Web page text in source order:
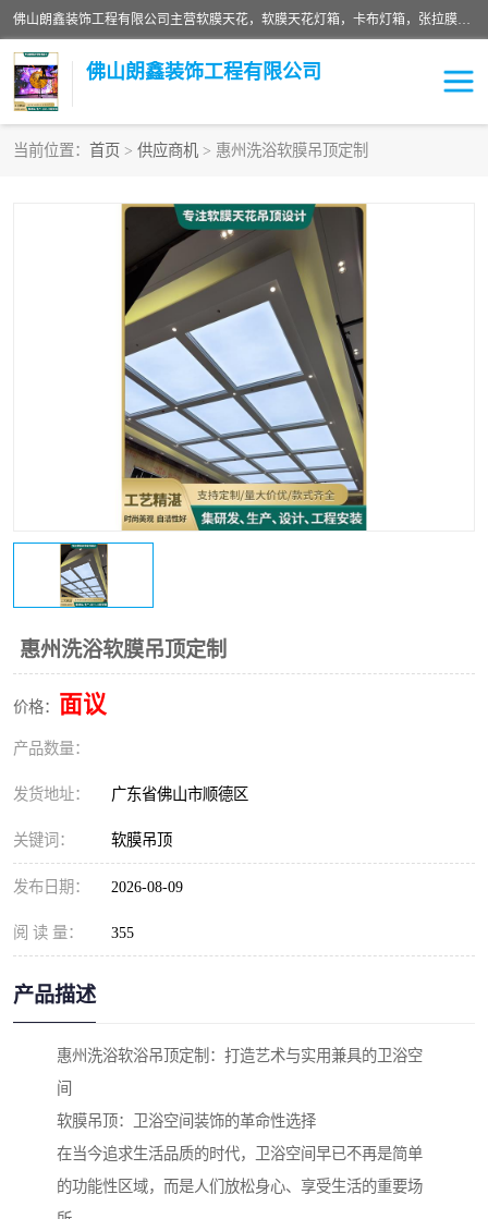
佛山朗鑫装饰工程有限公司主营软膜天花，软膜天花灯箱，卡布灯箱，张拉膜等产品，价格实惠，支持定制；公司专业装饰铺面，家居，会展特装，软膜等工程，技能精良人员，安装快、价格合理，质量保证、热诚与各方有识人士合作，欢迎新老客户来电咨询。
佛山朗鑫装饰工程有限公司
当前位置： 首页 > 供应商机 > 惠州洗浴软膜吊顶定制
惠州洗浴软膜吊顶定制
价格： 面议
产品数量：
发货地址： 广东省佛山市顺德区
关键词： 软膜吊顶
发布日期： 2026-08-09
阅 读 量： 355
产品描述
惠州洗浴软浴吊顶定制：打造艺术与实用兼具的卫浴空
间
软膜吊顶：卫浴空间装饰的革命性选择
在当今追求生活品质的时代，卫浴空间早已不再是简单
的功能性区域，而是人们放松身心、享受生活的重要场
软膜吊顶